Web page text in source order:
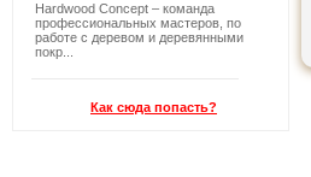
Hardwood Concept – команда
профессиональных мастеров, по
работе с деревом и деревянными
покр...
Как сюда попасть?